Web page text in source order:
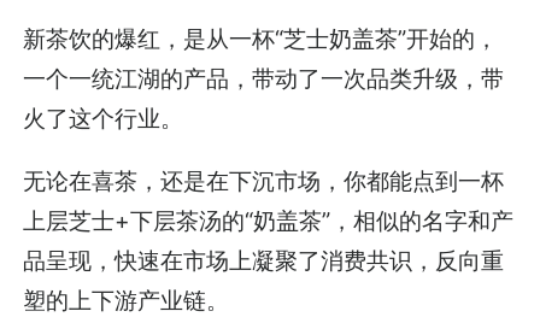
新茶饮的爆红，是从一杯“芝士奶盖茶”开始的，
一个一统江湖的产品，带动了一次品类升级，带
火了这个行业。
无论在喜茶，还是在下沉市场，你都能点到一杯
上层芝士+下层茶汤的“奶盖茶”，相似的名字和产
品呈现，快速在市场上凝聚了消费共识，反向重
塑的上下游产业链。